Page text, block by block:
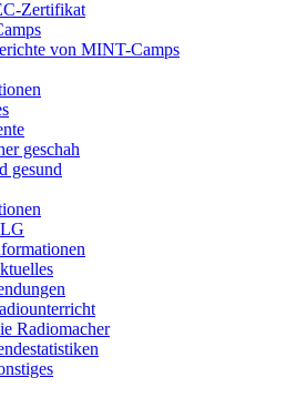
Zertifikat
von MINT-Camps
geschah
gesund
Radiomacher